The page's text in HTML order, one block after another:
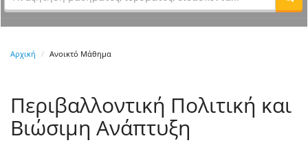
Αρχική Ανοικτό Μάθημα
Περιβαλλοντική Πολιτική και
Βιώσιμη Ανάπτυξη